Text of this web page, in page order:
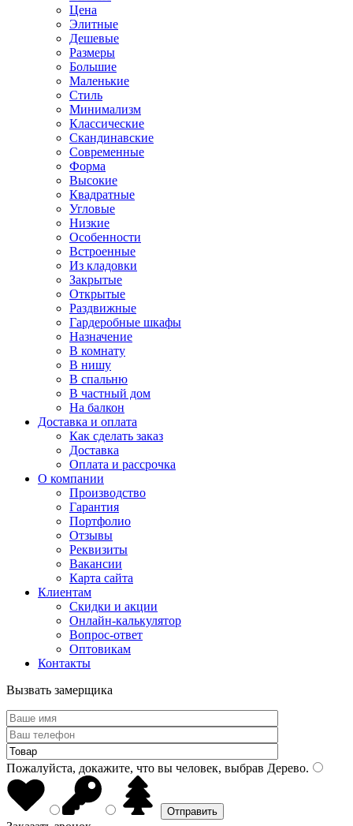
Цена
Элитные
Дешевые
Размеры
Большие
Маленькие
Стиль
Минимализм
Классические
Скандинавские
Современные
Форма
Высокие
Квадратные
Угловые
Низкие
Особенности
Встроенные
Из кладовки
Закрытые
Открытые
Раздвижные
Гардеробные шкафы
Назначение
В комнату
В нишу
В спальню
В частный дом
На балкон
Доставка и оплата
Как сделать заказ
Доставка
Оплата и рассрочка
О компании
Производство
Гарантия
Портфолио
Отзывы
Реквизиты
Вакансии
Карта сайта
Клиентам
Скидки и акции
Онлайн-калькулятор
Вопрос-ответ
Оптовикам
Контакты
Вызвать замерщика
Пожалуйста, докажите, что вы человек, выбрав Дерево.